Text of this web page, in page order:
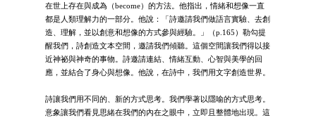
在世上存在與成為（become）的方法。他指出，情緒和想像一直
都是人類理解力的一部分。他說：「詩邀請我們做語言實驗、去創
造、理解，並以創意和想像的方式參與經驗。」（p.165）勒勾提
醒我們，詩創造文本空間，邀請我們傾聽。這個空間讓我們得以接
近神祕與神奇的事物。詩邀請連結、情緒互動、心智與美學的回
應，並結合了身心與想像。他說，在詩中，我們用文字創造世界。
詩讓我們用不同的、新的方式思考。我們學著以隱喻的方式思考。
意象讓我們看見思緒在我們的內在之眼中，立即且整體地出現。這